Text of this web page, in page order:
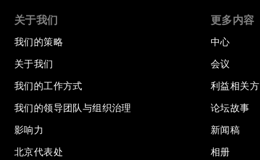
关于我们
我们的策略
关于我们
我们的工作方式
我们的领导团队与组织治理
影响力
北京代表处
更多内容
中心
会议
利益相关方
论坛故事
新闻稿
相册